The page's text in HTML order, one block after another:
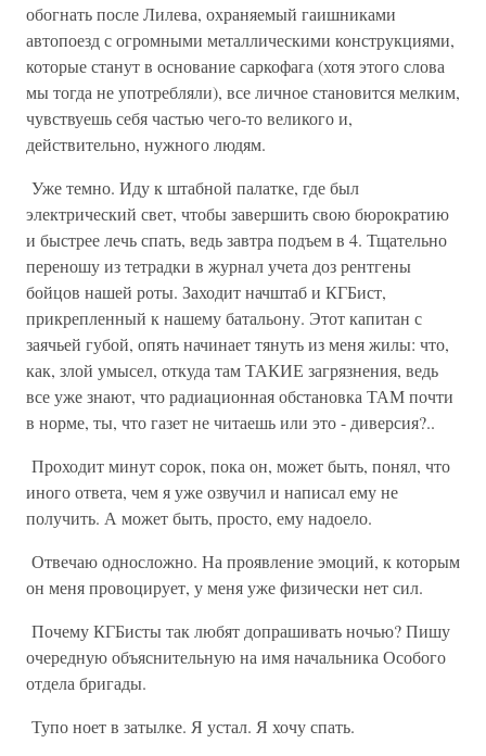
обогнать после Лилева, охраняемый гаишниками
автопоезд с огромными металлическими конструкциями,
которые станут в основание саркофага (хотя этого слова
мы тогда не употребляли), все личное становится мелким,
чувствуешь себя частью чего-то великого и,
действительно, нужного людям.
Уже темно. Иду к штабной палатке, где был
электрический свет, чтобы завершить свою бюрократию
и быстрее лечь спать, ведь завтра подъем в 4. Тщательно
переношу из тетрадки в журнал учета доз рентгены
бойцов нашей роты. Заходит начштаб и КГБист,
прикрепленный к нашему батальону. Этот капитан с
заячьей губой, опять начинает тянуть из меня жилы: что,
как, злой умысел, откуда там ТАКИЕ загрязнения, ведь
все уже знают, что радиационная обстановка ТАМ почти
в норме, ты, что газет не читаешь или это - диверсия?..
Проходит минут сорок, пока он, может быть, понял, что
иного ответа, чем я уже озвучил и написал ему не
получить. А может быть, просто, ему надоело.
Отвечаю односложно. На проявление эмоций, к которым
он меня провоцирует, у меня уже физически нет сил.
Почему КГБисты так любят допрашивать ночью? Пишу
очередную объяснительную на имя начальника Особого
отдела бригады.
Тупо ноет в затылке. Я устал. Я хочу спать.